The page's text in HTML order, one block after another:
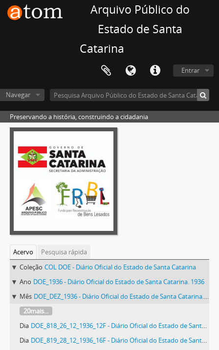
Arquivo Público do
Estado de Santa
Catarina
Entrar
Navegar
Preservando a história, construindo a cidadania
Acervo
Pesquisa rápida
Coleção COL DOE - Diário Oficial do Estado de Santa Catarina
Ano DOE_1936 - Diário Oficial do Estado de Santa Catarina. 1936
Mês DOE_DEZ_1936 - Diário Oficial do Estado de Santa Catarina. Dezembro de 1936
20mais...
Dia DOE_818_26_12_1936_12F - Diário Oficial do Estado de Santa Catarina. Ano 3. N° 818 de 26/12/1936
Dia DOE_819_28_12_1936_16F - Diário Oficial do Estado de Santa Catarina. Ano 3. N° 819 de 28/12/1936